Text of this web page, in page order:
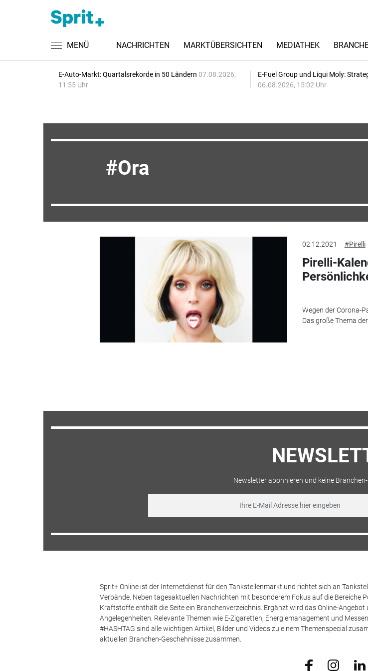
MENÜ NACHRICHTEN MARKTÜBERSICHTEN MEDIATHEK
E-Auto-Markt: Quartalsrekorde in 50 Ländern 07.08.2026,
11:55 Uhr
E-Fuel Group und Liqui Moly:
06.08.2026, 15:02 Uhr
Ora
02.12.2021 #Pirelli
Pirelli-
Wegen der Corona-
Das große Thema
Newsletter abonnieren und keine
Sprit+ Online ist der Internetdienst für den Tankstellenmarkt und richtet sich an
Verbände. Neben tagesaktuellen Nachrichten mit besonderem Fokus auf die
Kraftstoffe enthält die Seite ein Branchenverzeichnis. Ergänzt wird das Online-
Angelegenheiten. Relevante Themen wie E-Zigaretten, Energiemanagement und
#HASHTAG sind alle wichtigen Artikel, Bilder und Videos zu einem Themenspecial
aktuellen Branchen-Geschehnisse zusammen.